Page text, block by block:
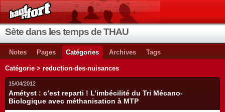
Sète dans les temps de THAU
Notes Pages Catégories Archives Tags
Catégorie > reduction-des-nuisances
15/04/2012
Amétyst : c’est reparti ! L’imbécilité du Tri Mécano-
Biologique avec méthanisation à MTP